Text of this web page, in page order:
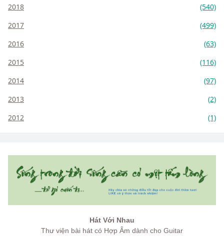
2018
(540)
2017
(499)
2016
(63)
2015
(116)
2014
(97)
2013
(2)
2012
(1)
Hát Với Nhau
Thư viện bài hát có Hợp Âm dành cho Guitar